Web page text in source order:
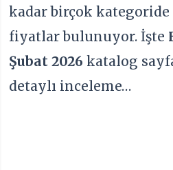
kadar birçok
fiyatlar bulunuyor. İşte
Şubat 2026katalog
detaylı inceleme…